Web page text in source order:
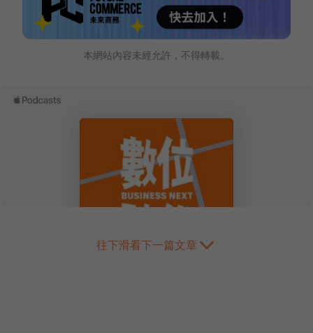
本網站內容未經允許，不得轉載。
往下滑看下一篇文章